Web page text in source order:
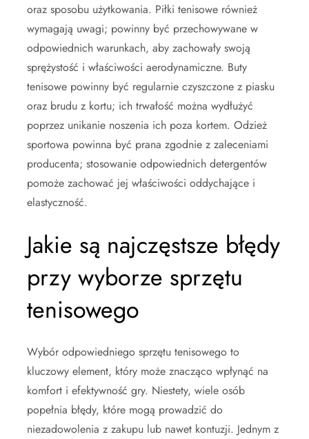
oraz sposobu użytkowania. Piłki tenisowe również
wymagają uwagi; powinny być przechowywane w
odpowiednich warunkach, aby zachowały swoją
sprężystość i właściwości aerodynamiczne. Buty
tenisowe powinny być regularnie czyszczone z piasku
oraz brudu z kortu; ich trwałość można wydłużyć
poprzez unikanie noszenia ich poza kortem. Odzież
sportowa powinna być prana zgodnie z zaleceniami
producenta; stosowanie odpowiednich detergentów
pomoże zachować jej właściwości oddychające i
elastyczność.
Jakie są najczęstsze błędy
przy wyborze sprzętu
tenisowego
Wybór odpowiedniego sprzętu tenisowego to
kluczowy element, który może znacząco wpłynąć na
komfort i efektywność gry. Niestety, wiele osób
popełnia błędy, które mogą prowadzić do
niezadowolenia z zakupu lub nawet kontuzji. Jednym z